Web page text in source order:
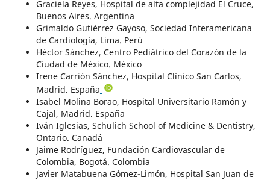
Graciela Reyes, Hospital de alta complejidad El Cruce,
Buenos Aires. Argentina
Grimaldo Gutiérrez Gayoso, Sociedad Interamericana
de Cardiología, Lima. Perú
Héctor Sánchez, Centro Pediátrico del Corazón de la
Ciudad de México. México
Irene Carrión Sánchez, Hospital Clínico San Carlos,
Madrid. España
Isabel Molina Borao, Hospital Universitario Ramón y
Cajal, Madrid. España
Iván Iglesias, Schulich School of Medicine & Dentistry,
Ontario. Canadá
Jaime Rodríguez, Fundación Cardiovascular de
Colombia, Bogotá. Colombia
Javier Matabuena Gómez-Limón, Hospital San Juan de